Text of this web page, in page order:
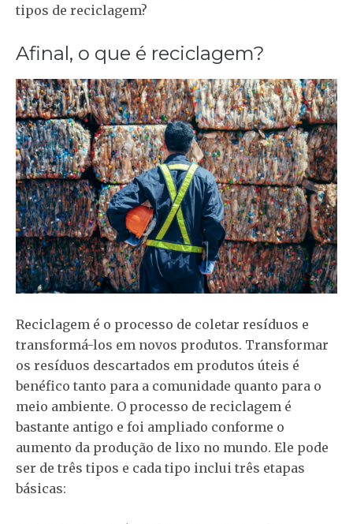
tipos de reciclagem?
Afinal, o que é reciclagem?
Reciclagem é o processo de coletar resíduos e
transformá-los em novos produtos. Transformar
os resíduos descartados em produtos úteis é
benéfico tanto para a comunidade quanto para o
meio ambiente. O processo de reciclagem é
bastante antigo e foi ampliado conforme o
aumento da produção de lixo no mundo. Ele pode
ser de três tipos e cada tipo inclui três etapas
básicas: